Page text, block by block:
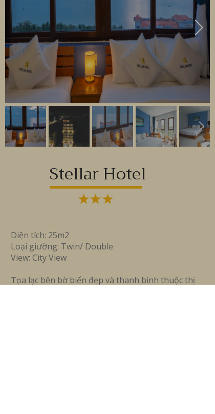
Stellar Hotel
Diện tích: 25m2
Loại giường: Twin/ Double
View: City View
Tọa lạc bên bờ biển đẹp và thanh bình thuộc thị